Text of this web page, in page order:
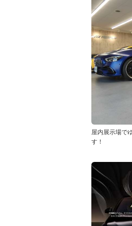
屋内展示場で
す！